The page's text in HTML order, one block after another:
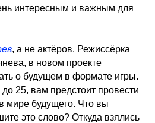
интересным и важным для
, а не актёров. Режиссёрка
в новом проекте
о будущем в формате игры.
25, вам предстоит провести
мире будущего. Что вы
это слово? Откуда взялись